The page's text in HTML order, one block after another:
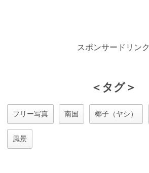
スポンサードリンク
＜タグ＞
フリー写真 南国 椰子（ヤシ）
風景